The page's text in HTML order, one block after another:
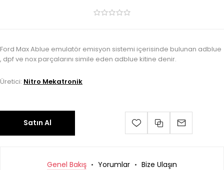
Ford Max Ablue emulatör emisyon sistemi içerisinde bulunan adblue
, dpf ve nox parçalarını simile eden adblue kitine denir.
Üretici: Nitro Mekatronik
Satın Al
Genel Bakış Yorumlar Bize Ulaşın